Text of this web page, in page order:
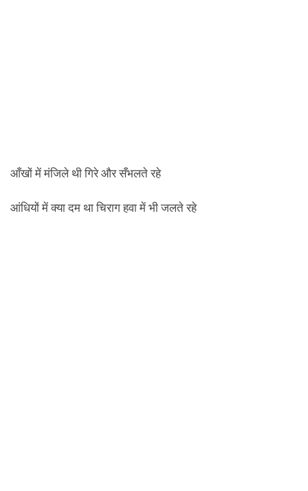
आँखों में मंजिले थी गिरे और सँभलते रहे
आंधियों में क्या दम था चिराग हवा में भी जलते रहे